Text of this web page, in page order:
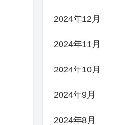
2024年12月
2024年11月
2024年10月
2024年9月
2024年8月